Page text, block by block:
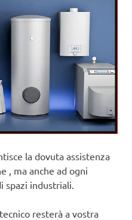
la dovuta assistenza
, ma anche ad ogni
spazi industriali.
resterà a vostra